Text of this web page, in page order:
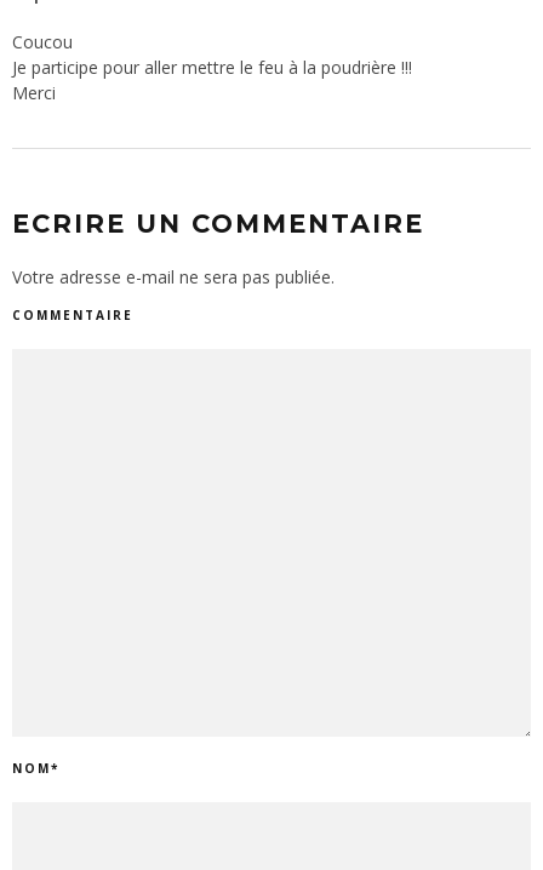
Coucou
Je participe pour aller mettre le feu à la poudrière !!!
Merci
ECRIRE UN COMMENTAIRE
Votre adresse e-mail ne sera pas publiée.
COMMENTAIRE
NOM*